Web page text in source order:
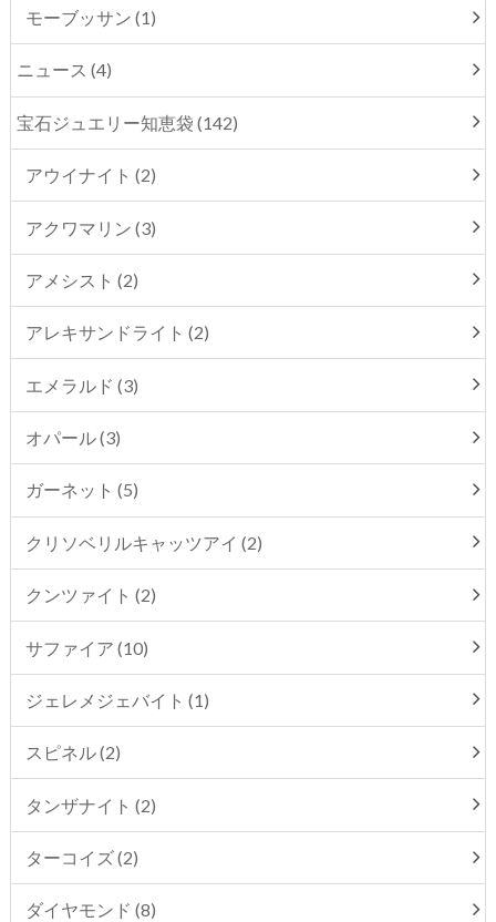
モーブッサン (1)
ニュース (4)
宝石ジュエリー知恵袋 (142)
アウイナイト (2)
アクワマリン (3)
アメシスト (2)
アレキサンドライト (2)
エメラルド (3)
オパール (3)
ガーネット (5)
クリソベリルキャッツアイ (2)
クンツァイト (2)
サファイア (10)
ジェレメジェバイト (1)
スピネル (2)
タンザナイト (2)
ターコイズ (2)
ダイヤモンド (8)